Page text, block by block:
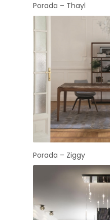
Porada – Thayl
Porada – Ziggy